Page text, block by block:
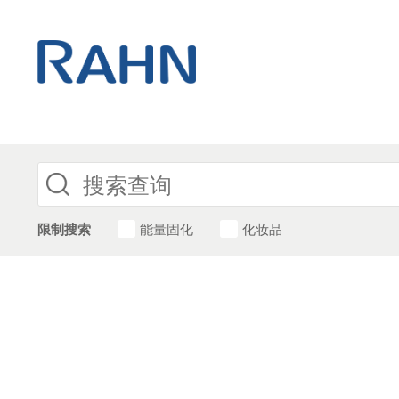
限制搜索 能量固化 化妆品